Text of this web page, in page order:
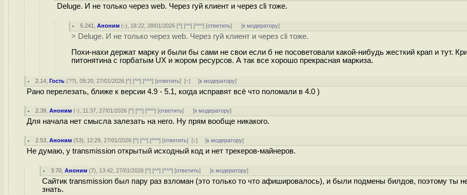
Deluge. И не только через web. Через гуй клиент и через cli тоже.
5.241 ,Аноним (-), 18:22, 28/01/2026 [^] [^^] [^^^] [ответить] [к модератору]
> Deluge. И не только через web. Через гуй клиент и через cli тоже.
Похи-нахи держат марку и были бы сами не свои если б не посоветовали какой-нибудь жесткий крап и тут.
питонятина с горбатым UX и жором ресурсов. А так все хорошо прекрасная маркиза.
2.14 ,Гость (??), 09:20, 27/01/2026 [^] [^^] [^^^] [ответить][↑] [к модератору]
Рано перелезать, ближе к версии 4.9 - 5.1, когда исправят всё что поломали в 4.0 )
2.39 ,Аноним (-), 11:37, 27/01/2026 [^] [^^] [^^^] [ответить] [к модератору]
Для начала нет смысла залезать на него. Ну прям вообще никакого.
2.53 ,Аноним (53), 12:29, 27/01/2026 [^] [^^] [^^^] [ответить][↓] [к модератору]
Не думаю, у transmission открытый исходный код и нет трекеров-майнеров.
3.70 ,Аноним (7), 13:42, 27/01/2026 [^] [^^] [^^^] [ответить] [к модератору]
Сайтик transmission был пару раз взломан (это только то что афишировалось), и были подмены билдов, поэтому ты
знать.